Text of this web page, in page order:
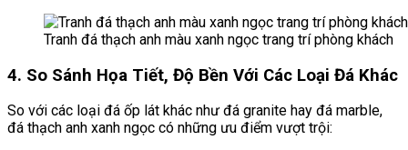
Tranh đá thạch anh màu xanh ngọc trang trí phòng khách
4. So Sánh Họa Tiết, Độ Bền Với Các Loại Đá Khác
So với các loại đá ốp lát khác như đá granite hay đá marble,
đá thạch anh xanh ngọc có những ưu điểm vượt trội: